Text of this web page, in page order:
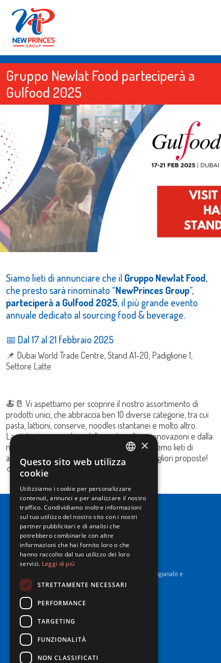
Gruppo Newlat Food parteciperà a
Gulfood 2025
Siamo lieti di annunciare che il Gruppo Newlat Food,
che presto sarà rinominato “NewPrinces Group”,
parteciperà a Gulfood 2025, il più grande evento
annuale dedicato al sourcing food & beverage.
📅 Dal 17 al 21 febbraio 2025
📌 Dubai World Trade Centre, Stand A1-20, Padiglione 1,
Settore Latte
🍝🥛 Vi aspettiamo per scoprire il nostro assortimento di
prodotti unici, che abbraccia ben 10 diverse categorie, tra cui
pasta, latticini, conserve, noodles istantanei e molto altro.
Lasciatevi sorprendere dalle nostre ultime innovazioni e dalla
nostra visione dell’eccellenza alimentare. Saremo lieti di
accogliervi e condividere con voi le nostre migliori proposte!
🍅🍜🐟
NewPrinces S.p.A.
CF e P. Iva 00183410653 / REA di RE n°277595.
Ufficio del Registro: Camera di Commercio Industria Artigianato e
Agricoltura di Reggio Emilia.
Cap. Soc. € 43.935.050,00 i.v.
Cookie Policy
Privacy Policy
Whistleblowing
Codice Etico e di Condotta
Informativa Imballi per il trasporto
×
Questo sito web utilizza
cookie
Utilizziamo i cookie per personalizzare
contenuti, annunci e per analizzare il nostro
traffico. Condividiamo inoltre informazioni
sul tuo utilizzo del nostro sito con i nostri
partner pubblicitari e di analisi che
potrebbero combinarle con altre
informazioni che hai fornito loro o che
hanno raccolto dal tuo utilizzo dei loro
servizi. Leggi di più
STRETTAMENTE NECESSARI
PERFORMANCE
TARGETING
FUNZIONALITÀ
NON CLASSIFICATI